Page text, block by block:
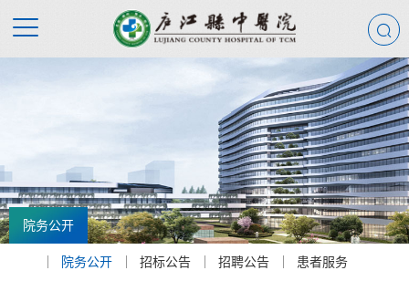
院务公开
院务公开 招标公告 招聘公告 患者服务